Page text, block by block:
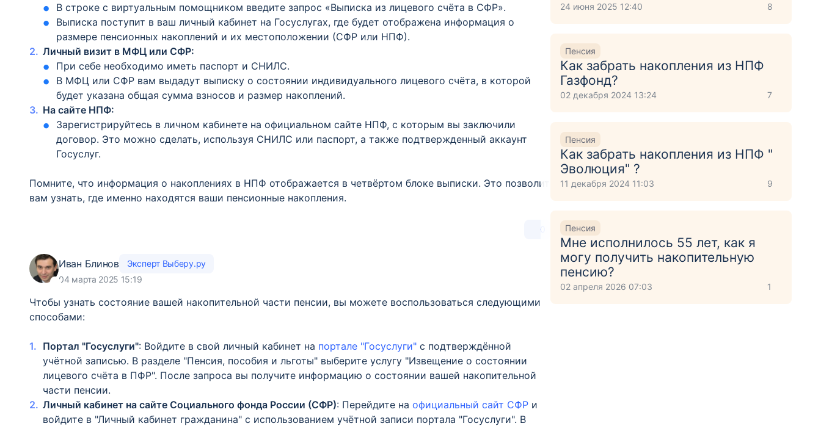
В строке с виртуальным помощником введите запрос «Выписка из лицевого счёта в СФР».
Выписка поступит в ваш личный кабинет на Госуслугах, где будет отображена информация о
размере пенсионных накоплений и их местоположении (СФР или НПФ).
Личный визит в МФЦ или СФР:
При себе необходимо иметь паспорт и СНИЛС.
В МФЦ или СФР вам выдадут выписку о состоянии индивидуального лицевого счёта, в которой
будет указана общая сумма взносов и размер накоплений.
На сайте НПФ:
Зарегистрируйтесь в личном кабинете на официальном сайте НПФ, с которым вы заключили
договор. Это можно сделать, используя СНИЛС или паспорт, а также подтвержденный аккаунт
Госуслуг.
Помните, что информация о накоплениях в НПФ отображается в четвёртом блоке выписки. Это позволит
вам узнать, где именно находятся ваши пенсионные накопления.
0
Иван Блинов
Эксперт Выберу.ру
04 марта 2025 15:19
Чтобы узнать состояние вашей накопительной части пенсии, вы можете воспользоваться следующими
способами:
Портал "Госуслуги": Войдите в свой личный кабинет на портале "Госуслуги" с подтверждённой
учётной записью. В разделе "Пенсия, пособия и льготы" выберите услугу "Извещение о состоянии
лицевого счёта в ПФР". После запроса вы получите информацию о состоянии вашей накопительной
части пенсии.
Личный кабинет на сайте Социального фонда России (СФР): Перейдите на официальный сайт СФР и
войдите в "Личный кабинет гражданина" с использованием учётной записи портала "Госуслуги". В
24 июня 2025 12:40 8
Пенсия
Как забрать накопления из НПФ
Газфонд?
02 декабря 2024 13:24 7
Пенсия
Как забрать накопления из НПФ "
Эволюция" ?
11 декабря 2024 11:03 9
Пенсия
Мне исполнилось 55 лет, как я
могу получить накопительную
пенсию?
02 апреля 2026 07:03 1